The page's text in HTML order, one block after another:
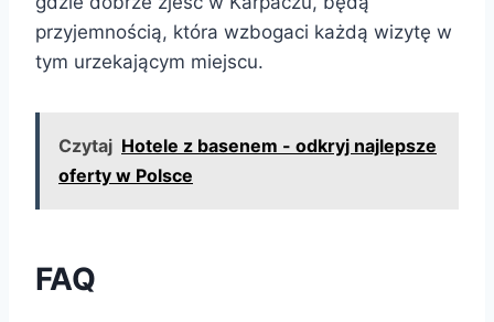
przyjemnością, która wzbogaci każdą wizytę w
tym urzekającym miejscu.
Czytaj Hotele z basenem - odkryj najlepsze
oferty w Polsce
FAQ